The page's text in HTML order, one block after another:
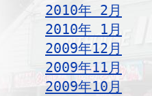
2010年 2月
2010年 1月
2009年12月
2009年11月
2009年10月